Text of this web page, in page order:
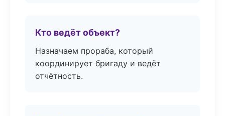
Кто ведёт объект?
Назначаем прораба, который
координирует бригаду и ведёт
отчётность.